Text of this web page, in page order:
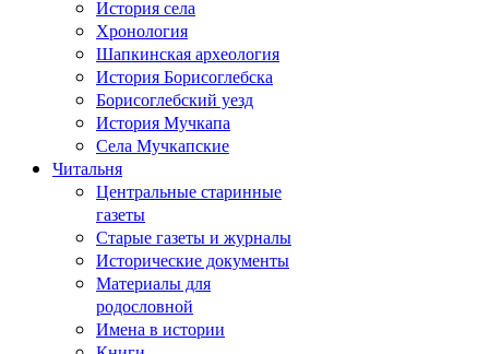
История села
Хронология
Шапкинская археология
История Борисоглебска
Борисоглебский уезд
История Мучкапа
Села Мучкапские
Читальня
Центральные старинные
газеты
Старые газеты и журналы
Исторические документы
Материалы для
родословной
Имена в истории